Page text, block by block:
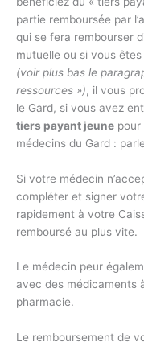
partie remboursée par
qui se fera rembourser
mutuelle ou si vous êtes
(voir plus bas le
ressources »), il vous
le Gard, si vous avez
tiers payant jeune pour
médecins du Gard :
Si votre médecin
compléter et signer
rapidement à votre
remboursé au plus vite.
Le médecin peur
avec des médicaments
Le remboursement de